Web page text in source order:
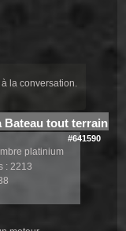
la conversation.
Bateau tout terrain
#641590
platinium
: 2213